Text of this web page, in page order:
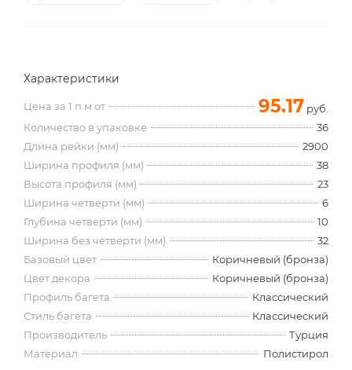
Характеристики
Цена за 1 п.м от 95.17 руб.
Количество в упаковке
36
Длина рейки (мм)
2900
Ширина профиля (мм)
38
Высота профиля (мм)
23
Ширина четверти (мм)
6
Глубина четверти (мм)
10
Ширина без четверти (мм)
32
Базовый цвет
Коричневый (бронза)
Цвет декора
Коричневый (бронза)
Профиль багета
Классический
Стиль багета
Классический
Производитель
Турция
Материал
Полистирол